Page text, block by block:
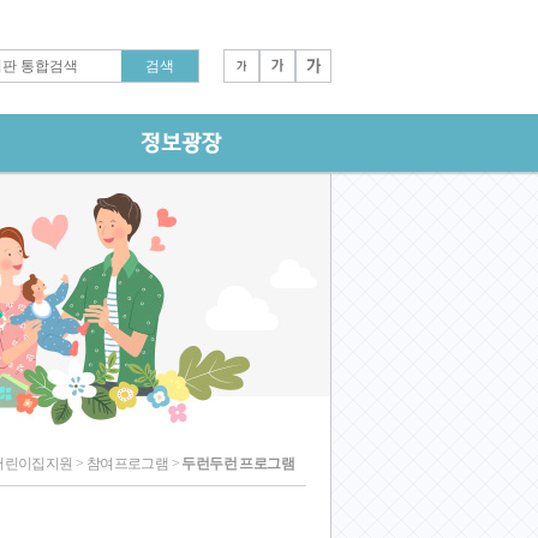
린이집지원 > 참여프로그램 > 두런두런 프로그램